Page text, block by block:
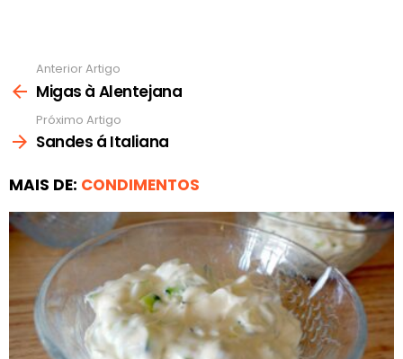
mais
Anterior Artigo
Migas à Alentejana
Próximo Artigo
Sandes á Italiana
MAIS DE: CONDIMENTOS